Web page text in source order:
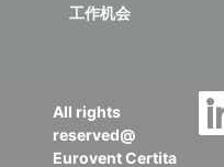
工作机会
All rights
reserved@
Eurovent Certita